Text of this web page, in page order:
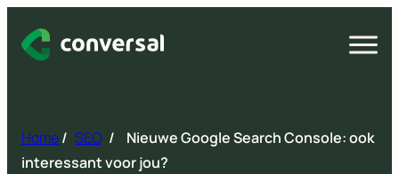
naar
Open
Home/ SEO /
Nieuwe Google Search Console: ook
interessant voor jou?